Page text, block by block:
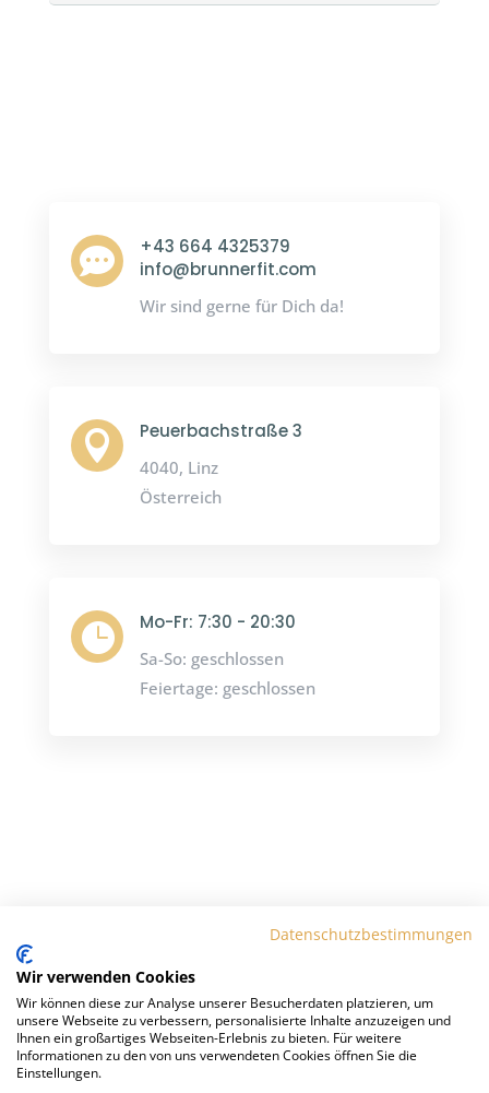

+43 664 4325379
info@brunnerfit.com
Wir sind gerne für Dich da!
 Peuerbachstraße 3
4040, Linz
Österreich
 Mo-Fr: 7:30 - 20:30
Sa-So: geschlossen
Feiertage: geschlossen
Folgen
EMS-Training
Datenschutzbestimmungen
Wir verwenden Cookies
Wir können diese zur Analyse unserer Besucherdaten platzieren, um
unsere Webseite zu verbessern, personalisierte Inhalte anzuzeigen und
Ihnen ein großartiges Webseiten-Erlebnis zu bieten. Für weitere
Informationen zu den von uns verwendeten Cookies öffnen Sie die
Einstellungen.